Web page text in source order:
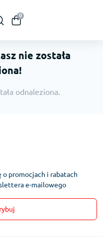
0
nie została
odnaleziona.
o promocjach i rabatach
e-mailowego